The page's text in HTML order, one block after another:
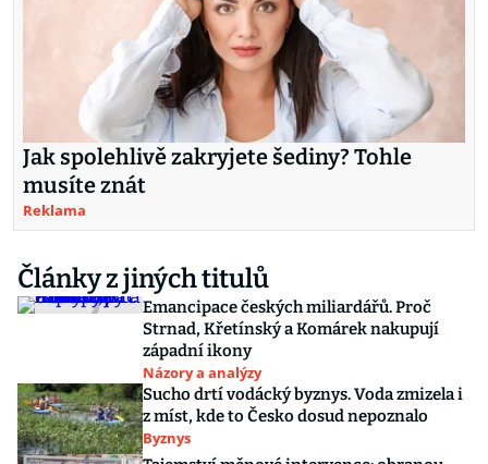
Jak spolehlivě zakryjete šediny? Tohle
musíte znát
Reklama
Články z jiných titulů
Emancipace českých miliardářů. Proč
Strnad, Křetínský a Komárek nakupují
západní ikony
Názory a analýzy
Sucho drtí vodácký byznys. Voda zmizela i
z míst, kde to Česko dosud nepoznalo
Byznys